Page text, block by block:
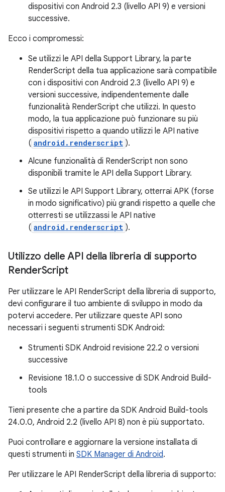
dispositivi con Android 2.3 (livello API 9) e versioni
successive.
Ecco i compromessi:
Se utilizzi le API della Support Library, la parte
RenderScript della tua applicazione sarà compatibile
con i dispositivi con Android 2.3 (livello API 9) e
versioni successive, indipendentemente dalle
funzionalità RenderScript che utilizzi. In questo
modo, la tua applicazione può funzionare su più
dispositivi rispetto a quando utilizzi le API native
( android.renderscript ).
Alcune funzionalità di RenderScript non sono
disponibili tramite le API della Support Library.
Se utilizzi le API Support Library, otterrai APK (forse
in modo significativo) più grandi rispetto a quelle che
otterresti se utilizzassi le API native
( android.renderscript ).
Utilizzo delle API della libreria di supporto
RenderScript
Per utilizzare le API RenderScript della libreria di supporto,
devi configurare il tuo ambiente di sviluppo in modo da
potervi accedere. Per utilizzare queste API sono
necessari i seguenti strumenti SDK Android:
Strumenti SDK Android revisione 22.2 o versioni
successive
Revisione 18.1.0 o successive di SDK Android Build-
tools
Tieni presente che a partire da SDK Android Build-tools
24.0.0, Android 2.2 (livello API 8) non è più supportato.
Puoi controllare e aggiornare la versione installata di
questi strumenti in SDK Manager di Android.
Per utilizzare le API RenderScript della libreria di supporto: